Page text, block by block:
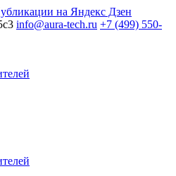
info@aura-tech.ru +7 (499) 550-